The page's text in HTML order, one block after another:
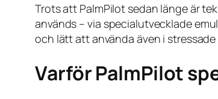
Trots att PalmPilot sedan länge är
används – via specialutvecklade
och lätt att använda även i
Varför PalmPilot